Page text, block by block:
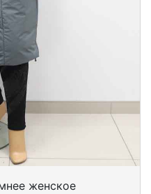
женское